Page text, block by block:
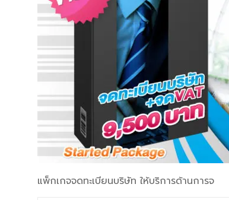
แพ็กเกจจดทะเบียนบริษัท ให้บริการด้านการจ